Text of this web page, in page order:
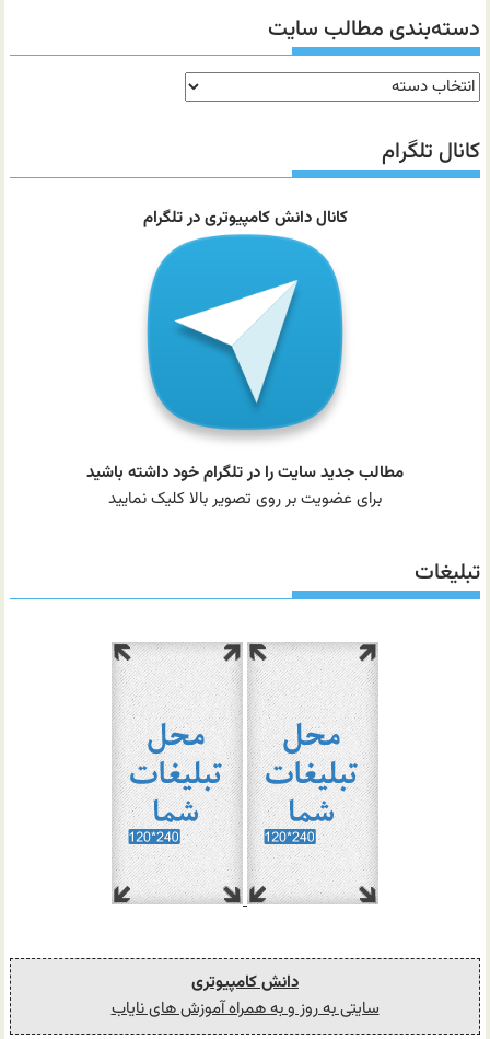
دسته‌بندی مطالب سایت
دسته‌بندی
مطالب
سایت
کانال تلگرام
کانال دانش کامپیوتری در تلگرام
مطالب جدید سایت را در تلگرام خود داشته باشید
برای عضویت بر روی تصویر بالا کلیک نمایید
تبلیغات
دانش کامپیوتری
سایتی به روز و به همراه آموزش های نایاب